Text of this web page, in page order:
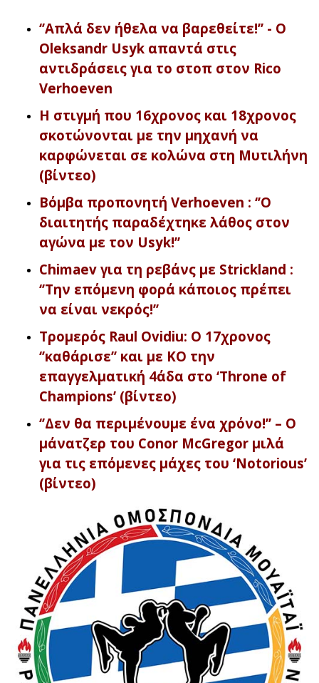
‘’Απλά δεν ήθελα να βαρεθείτε!’’ - O
Oleksandr Usyk απαντά στις
αντιδράσεις για το στοπ στον Rico
Verhoeven
Η στιγμή που 16χρονος και 18χρονος
σκοτώνονται με την μηχανή να
καρφώνεται σε κολώνα στη Μυτιλήνη
(βίντεο)
Βόμβα προπονητή Verhoeven : ‘’O
διαιτητής παραδέχτηκε λάθος στον
αγώνα με τον Usyk!’’
Chimaev για τη ρεβάνς με Strickland :
‘’Την επόμενη φορά κάποιος πρέπει
να είναι νεκρός!’’
Τρομερός Raul Ovidiu: Ο 17χρονος
‘’καθάρισε’’ και με ΚΟ την
επαγγελματική 4άδα στο ‘Throne of
Champions’ (βίντεο)
‘’Δεν θα περιμένουμε ένα χρόνο!’’ – Ο
μάνατζερ του Conor McGregor μιλά
για τις επόμενες μάχες του ‘Notorious’
(βίντεο)